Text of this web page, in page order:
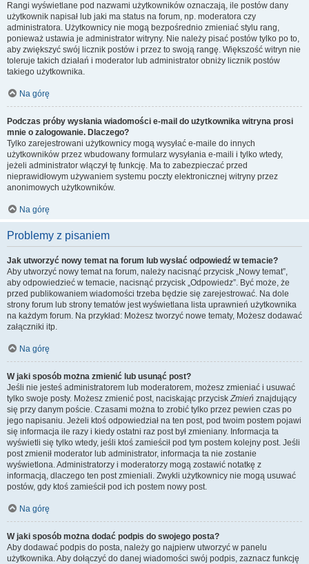
Rangi wyświetlane pod nazwami użytkowników oznaczają, ile postów dany
użytkownik napisał lub jaki ma status na forum, np. moderatora czy
administratora. Użytkownicy nie mogą bezpośrednio zmieniać stylu rang,
ponieważ ustawia je administrator witryny. Nie należy pisać postów tylko po to,
aby zwiększyć swój licznik postów i przez to swoją rangę. Większość witryn nie
toleruje takich działań i moderator lub administrator obniży licznik postów
takiego użytkownika.
Na górę
Podczas próby wysłania wiadomości e-mail do użytkownika witryna prosi
mnie o zalogowanie. Dlaczego?
Tylko zarejestrowani użytkownicy mogą wysyłać e-maile do innych
użytkowników przez wbudowany formularz wysyłania e-maili i tylko wtedy,
jeżeli administrator włączył tę funkcję. Ma to zabezpieczać przed
nieprawidłowym używaniem systemu poczty elektronicznej witryny przez
anonimowych użytkowników.
Na górę
Problemy z pisaniem
Jak utworzyć nowy temat na forum lub wysłać odpowiedź w temacie?
Aby utworzyć nowy temat na forum, należy nacisnąć przycisk „Nowy temat”,
aby odpowiedzieć w temacie, nacisnąć przycisk „Odpowiedz”. Być może, że
przed publikowaniem wiadomości trzeba będzie się zarejestrować. Na dole
strony forum lub strony tematów jest wyświetlana lista uprawnień użytkownika
na każdym forum. Na przykład: Możesz tworzyć nowe tematy, Możesz dodawać
załączniki itp.
Na górę
W jaki sposób można zmienić lub usunąć post?
Jeśli nie jesteś administratorem lub moderatorem, możesz zmieniać i usuwać
tylko swoje posty. Możesz zmienić post, naciskając przyciskZmień znajdujący
się przy danym poście. Czasami można to zrobić tylko przez pewien czas po
jego napisaniu. Jeżeli ktoś odpowiedział na ten post, pod twoim postem pojawi
się informacja ile razy i kiedy ostatni raz post był zmieniany. Informacja ta
wyświetli się tylko wtedy, jeśli ktoś zamieścił pod tym postem kolejny post. Jeśli
post zmienił moderator lub administrator, informacja ta nie zostanie
wyświetlona. Administratorzy i moderatorzy mogą zostawić notatkę z
informacją, dlaczego ten post zmieniali. Zwykli użytkownicy nie mogą usuwać
postów, gdy ktoś zamieścił pod ich postem nowy post.
Na górę
W jaki sposób można dodać podpis do swojego posta?
Aby dodawać podpis do posta, należy go najpierw utworzyć w panelu
użytkownika. Aby dołączyć do danej wiadomości swój podpis, zaznacz funkcję